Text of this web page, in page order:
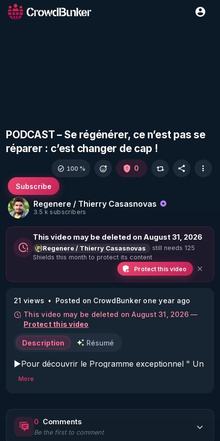
PODCAST – Se régénérer, ce n’est pas se
réparer : c’est changer de cap !
Regenere / Thierry Casasnovas
3.5 k subscribers
Subscribe
100 % 0
This video may be deleted on August 31, 2026
Regenere / Thierry Casasnovas
still needs 125
Shields this month to protect its content
Protect this video
21 views
Posted on CrowdBunker one year ago
This video may be deleted on August 31, 2026 —
Protect this video
Description Résumé
▶Pour découvrir le Programme exceptionnel " Un
été pour se régénerer et tout changer - 21 jours de
utm_source=youtube&utm_medium=podcast&utm_
campaign=ete2025&utm_content=podcast2
▶CHAPITRAGE DYNAMIQUE DE LA VIDÉO CI
More
0 Comments
Be the first to comment